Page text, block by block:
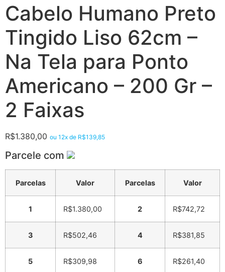
Cabelo Humano Preto
Tingido Liso 62cm –
Na Tela para Ponto
Americano – 200 Gr –
2 Faixas
R$1.380,00 ou 12x de R$139,85
Parcele com
Parcelas Valor Parcelas Valor
1 R$1.380,00 2 R$742,72
3 R$502,46 4 R$381,85
5 R$309,98 6 R$261,40